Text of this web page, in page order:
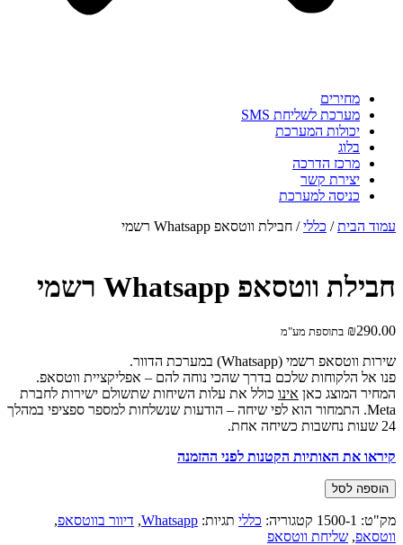
מחירים
מערכת לשליחת SMS
יכולות המערכת
בלוג
מרכז הדרכה
יצירת קשר
כניסה למערכת
עמוד הבית/ כללי/ חבילת ווטסאפ Whatsapp רשמי
חבילת ווטסאפ Whatsapp רשמי
₪290.00 בתוספת מע"מ
שירות ווטסאפ רשמי (Whatsapp) במערכת הדוור.
פנו אל הלקוחות שלכם בדרך שהכי נוחה להם – אפליקציית ווטסאפ.
המחיר המוצג כאן אינו כולל את עלות השיחות שתשולם ישירות לחברת
Meta. התמחור הוא לפי שיחה – הודעות שנשלחות למספר ספציפי במהלך
24 שעות נחשבות כשיחה אחת.
קיראו את האותיות הקטנות לפני ההזמנה
כמות
של
חבילת
ווטסאפ
הוספה לסל
מק"ט: 1500-1 קטגוריה: כללי תגיות: Whatsapp
, דיוור בווטסאפ,
ווטסאפ, שליחת ווטסאפ